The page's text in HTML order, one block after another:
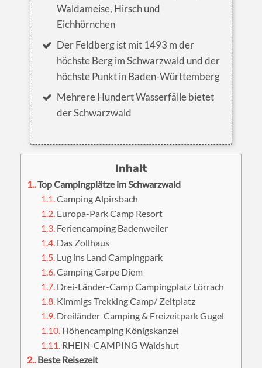
Waldameise, Hirsch und
Eichhörnchen
Der Feldberg ist mit 1493 m der
höchste Berg im Schwarzwald und der
höchste Punkt in Baden-Württemberg
Mehrere Hundert Wasserfälle bietet
der Schwarzwald
1.Top Campingplätze im Schwarzwald
1.1.Camping Alpirsbach
1.2. Europa-Park Camp Resort
1.3. Feriencamping Badenweiler
1.4. Das Zollhaus
1.5. Lug ins Land Campingpark
1.6.Camping Carpe Diem
1.7. Drei-Länder-Camp Campingplatz Lörrach
1.8. Kimmigs Trekking Camp/ Zeltplatz
1.9. Dreiländer-Camping & Freizeitpark Gugel
1.10. Höhencamping Königskanzel
1.11. RHEIN-CAMPING Waldshut
2.Beste Reisezeit